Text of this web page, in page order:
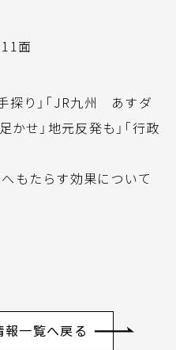
面
探り」「JR九州 あすダ
かせ」地元反発も」「行政
もたらす効果について
報一覧へ戻る